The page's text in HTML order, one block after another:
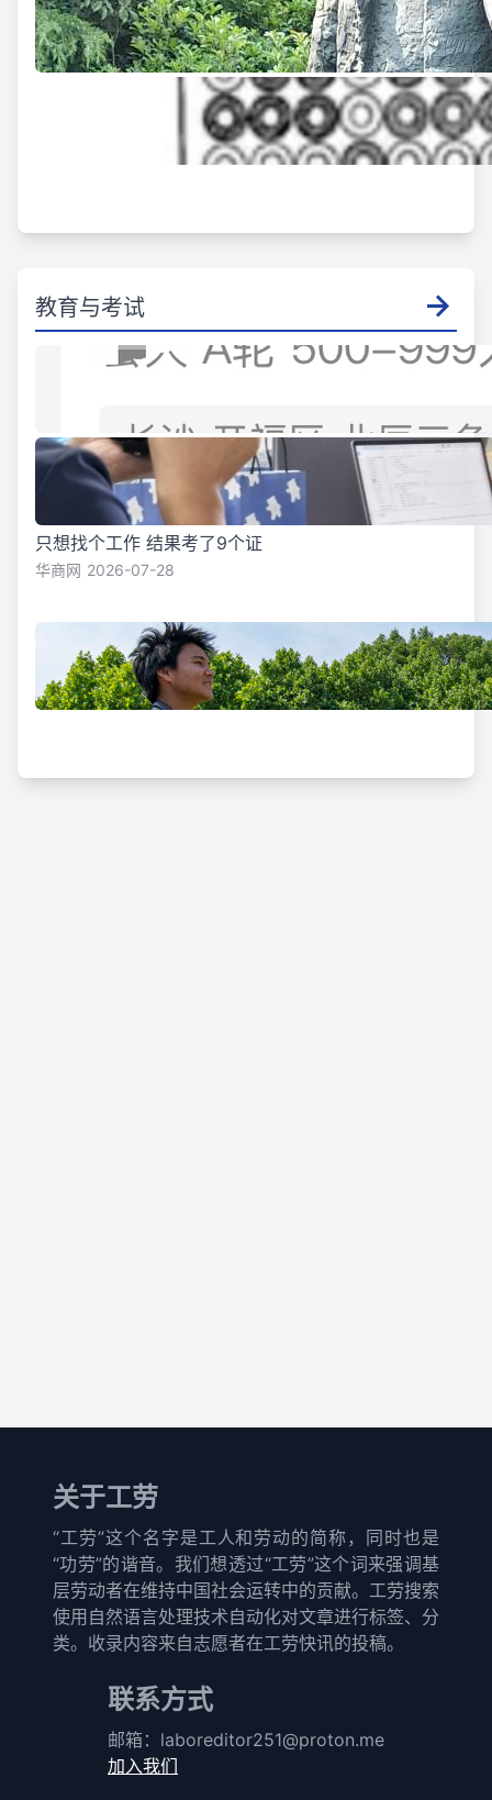
教育与考试
只想找个工作 结果考了9个证
华商网 2026-07-28
关于工劳
“工劳”这个名字是工人和劳动的简称，同时也是
“功劳”的谐音。我们想透过“工劳”这个词来强调基
层劳动者在维持中国社会运转中的贡献。工劳搜索
使用自然语言处理技术自动化对文章进行标签、分
类。收录内容来自志愿者在工劳快讯的投稿。
联系方式
邮箱： laboreditor251@proton.me
加入我们